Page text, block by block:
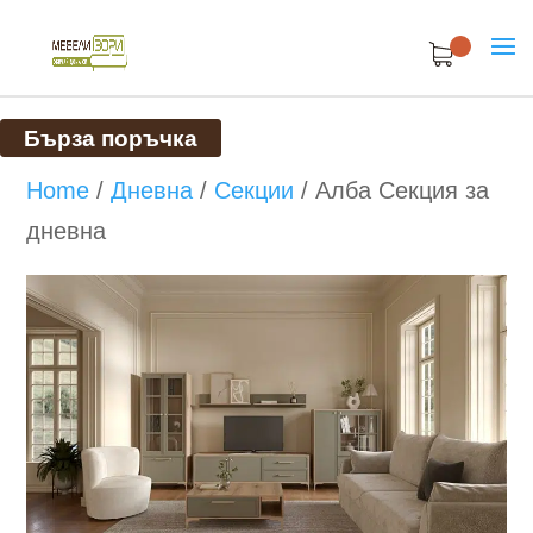
Бърза поръчка
Home /Дневна / Секции /Алба Секция за
дневна